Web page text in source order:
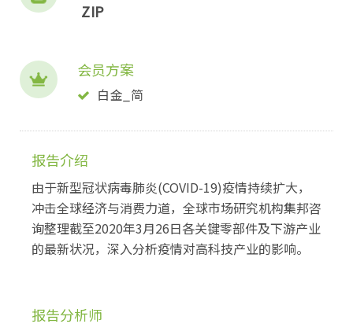
ZIP
会员方案
白金_简
报告介绍
由于新型冠状病毒肺炎(COVID-19)疫情持续扩大，
冲击全球经济与消费力道，全球市场研究机构集邦咨
询整理截至2020年3月26日各关键零部件及下游产业
的最新状况，深入分析疫情对高科技产业的影响。
报告分析师